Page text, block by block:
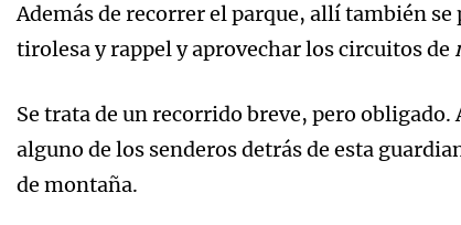
Además de recorrer el parque, allí también
tirolesa y rappel y aprovechar los circuitos de
Se trata de un recorrido breve, pero
alguno de los senderos detrás de esta
de montaña.